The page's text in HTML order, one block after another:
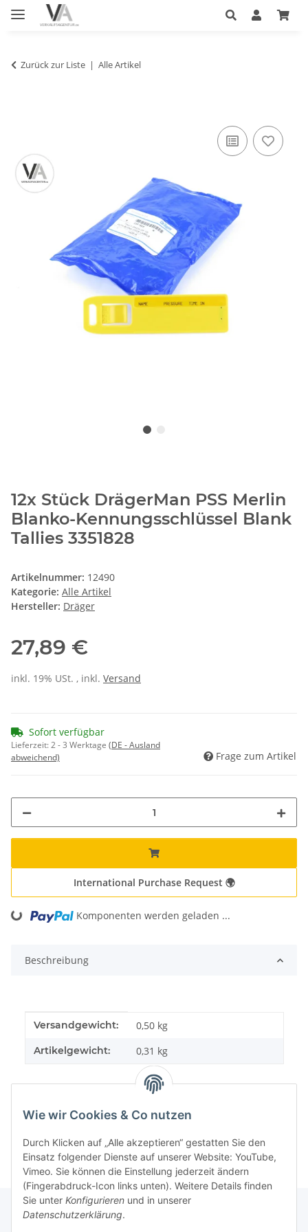
Wie wir Cookies & Co nutzen
Durch Klicken auf „Alle akzeptieren“ gestatten Sie den
Einsatz folgender Dienste auf unserer Website: YouTube,
Vimeo. Sie können die Einstellung jederzeit ändern
(Fingerabdruck-Icon links unten). Weitere Details finden
Sie unter Konfigurieren und in unserer
Datenschutzerklärung.
Zurück zur Liste Alle Artikel
12x Stück DrägerMan PSS Merlin
Blanko-Kennungsschlüssel Blank
Tallies 3351828
Artikelnummer: 12490
Kategorie: Alle Artikel
Hersteller: Dräger
27,89 €
inkl. 19% USt. , inkl. Versand
Sofort verfügbar
Lieferzeit:2 - 3 Werktage (DE - Ausland
abweichend)
Frage zum Artikel
International Purchase Request 🌍
Loading... Komponenten werden geladen ...
Beschreibung
Produkteigenschaft
Wert
Versandgewicht: 0,50 kg
Artikelgewicht: 0,31 kg